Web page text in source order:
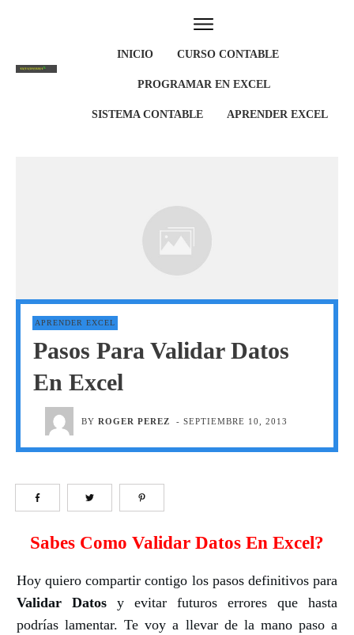
INICIO CURSO CONTABLE
PROGRAMAR EN EXCEL
SISTEMA CONTABLE APRENDER EXCEL
APRENDER EXCEL
Pasos Para Validar Datos
En Excel
BYROGER PEREZ -SEPTIEMBRE 10, 2013
Sabes Como Validar Datos En Excel?
Hoy quiero compartir contigo los pasos definitivos para
Validar Datos y evitar futuros errores que hasta
podrías lamentar. Te voy a llevar de la mano paso a